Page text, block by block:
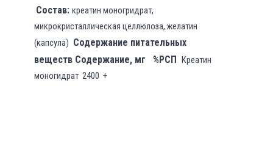
Состав: креатин моногридрат,
микрокристаллическая целлюлоза, желатин
(капсула) Содержание питательных
веществ Содержание, мг %РСП
Креатин
моногидрат 2400 +